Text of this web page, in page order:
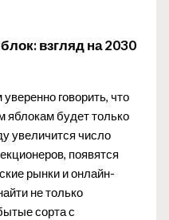
взгляд на 2030
говорить, что
яблокам будет только
увеличится число
появятся
рынки и онлайн-
не только
сорта с